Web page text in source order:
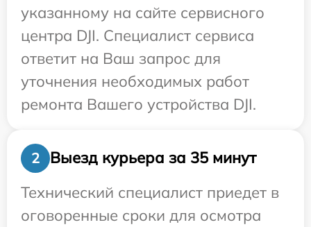
указанному на сайте сервисного
центра DJI. Специалист сервиса
ответит на Ваш запрос для
уточнения необходимых работ
ремонта Вашего устройства DJI.
2
Выезд курьера за 35 минут
Технический специалист приедет в
оговоренные сроки для осмотра